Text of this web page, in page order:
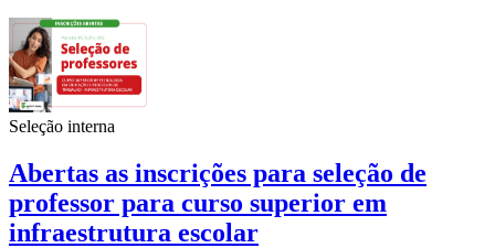
Seleção interna
Abertas as inscrições para seleção de
professor para curso superior em
infraestrutura escolar